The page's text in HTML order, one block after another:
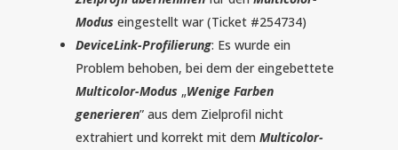
Modus eingestellt war(Ticket #254734)
DeviceLink-Profilierung: Es wurde ein
Problem behoben, bei dem der eingebettete
Multicolor-Modus „Wenige Farben
generieren” aus dem Zielprofil nicht
extrahiert und korrekt mit dem Multicolor-